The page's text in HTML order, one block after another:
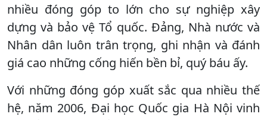
nhiều đóng góp to lớn cho sự nghiệp xây
dựng và bảo vệ Tổ quốc. Đảng, Nhà nước và
Nhân dân luôn trân trọng, ghi nhận và đánh
giá cao những cống hiến bền bỉ, quý báu ấy.
Với những đóng góp xuất sắc qua nhiều thế
hệ, năm 2006, Đại học Quốc gia Hà Nội vinh